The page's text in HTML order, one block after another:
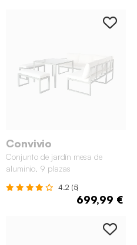
Convivio
Conjunto de jardín mesa de
aluminio, 9 plazas
4.2 (5)
699,99 €